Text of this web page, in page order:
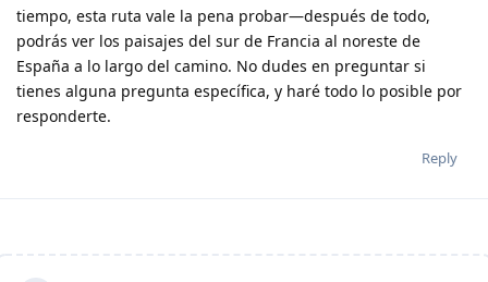
tiempo, esta ruta vale la pena probar—después de todo,
podrás ver los paisajes del sur de Francia al noreste de
España a lo largo del camino. No dudes en preguntar si
tienes alguna pregunta específica, y haré todo lo posible por
responderte.
Reply